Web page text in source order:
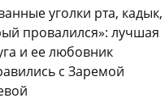
уголки рта, кадык,
провалился»: лучшая
и ее любовник
с Заремой